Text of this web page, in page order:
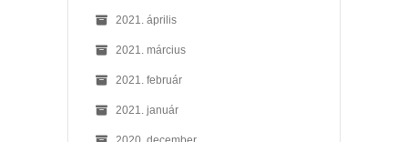
2021. április
2021. március
2021. február
2021. január